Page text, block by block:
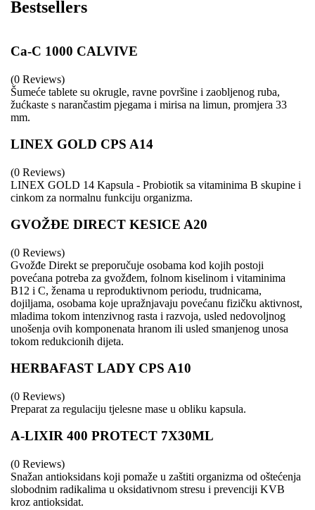
Bestsellers
Ca-C 1000 CALVIVE
(0 Reviews)
Šumeće tablete su okrugle, ravne površine i zaobljenog ruba,
žućkaste s narančastim pjegama i mirisa na limun, promjera 33
mm.
LINEX GOLD CPS A14
(0 Reviews)
LINEX GOLD 14 Kapsula - Probiotik sa vitaminima B skupine i
cinkom za normalnu funkciju organizma.
GVOŽĐE DIRECT KESICE A20
(0 Reviews)
Gvožđe Direkt se preporučuje osobama kod kojih postoji
povećana potreba za gvožđem, folnom kiselinom i vitaminima
B12 i C, ženama u reproduktivnom periodu, trudnicama,
dojiljama, osobama koje upražnjavaju povećanu fizičku aktivnost,
mladima tokom intenzivnog rasta i razvoja, usled nedovoljnog
unošenja ovih komponenata hranom ili usled smanjenog unosa
tokom redukcionih dijeta.
HERBAFAST LADY CPS A10
(0 Reviews)
Preparat za regulaciju tjelesne mase u obliku kapsula.
A-LIXIR 400 PROTECT 7X30ML
(0 Reviews)
Snažan antioksidans koji pomaže u zaštiti organizma od oštećenja
slobodnim radikalima u oksidativnom stresu i prevenciji KVB
kroz antioksidat.